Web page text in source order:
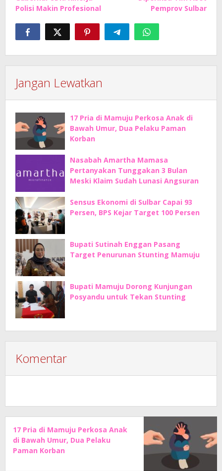
Polisi Makin Profesional
Pemprov Sulbar
Jangan Lewatkan
17 Pria di Mamuju Perkosa Anak di
Bawah Umur, Dua Pelaku Paman
Korban
Nasabah Amartha Mamasa
Pertanyakan Tunggakan 3 Bulan
Meski Klaim Sudah Lunasi Angsuran
Sensus Ekonomi di Sulbar Capai 93
Persen, BPS Kejar Target 100 Persen
Bupati Sutinah Enggan Pasang
Target Penurunan Stunting Mamuju
Bupati Mamuju Dorong Kunjungan
Posyandu untuk Tekan Stunting
Komentar
17 Pria di Mamuju Perkosa Anak
di Bawah Umur, Dua Pelaku
Paman Korban